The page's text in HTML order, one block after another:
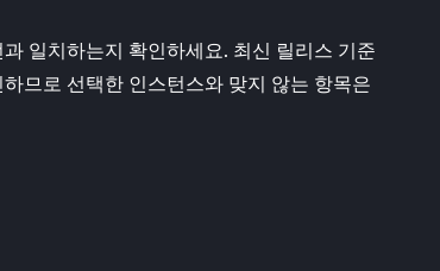
일치하는지 확인하세요. 최신 릴리스 기준
므로 선택한 인스턴스와 맞지 않는 항목은